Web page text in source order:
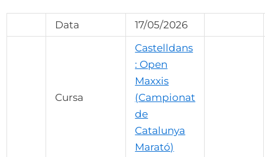
Data 17/05/2026
Cursa
Castelldans
: Open
Maxxis
(Campionat
de
Catalunya
Marató)